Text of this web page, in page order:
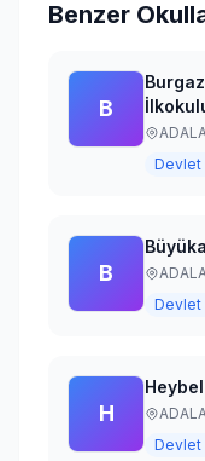
Benzer
B
Devlet
B
Devlet
H
Devlet